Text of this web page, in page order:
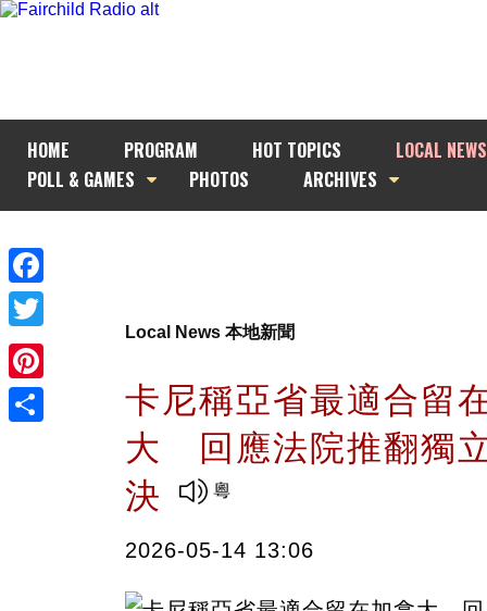
HOME PROGRAM HOT TOPICS
LOCAL NEWS
POLL & GAMES
PHOTOS ARCHIVES
Facebook
Twitter
Pinterest
Local News 本地新聞
卡尼稱亞省最適合留
大 回應法院推翻獨
決
2026-05-14 13:06